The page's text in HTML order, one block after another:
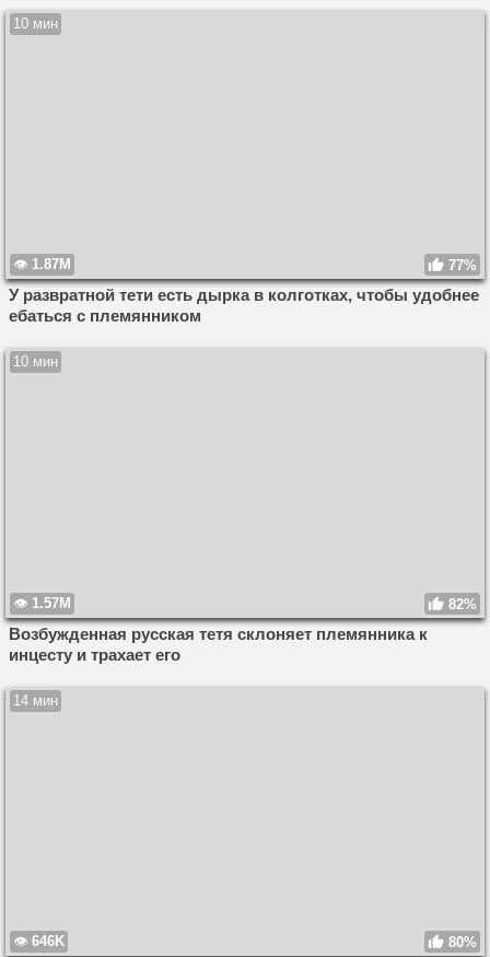
10 мин
1.87M 77%
У развратной тети есть дырка в колготках, чтобы удобнее
ебаться с племянником
10 мин
1.57M 82%
Возбужденная русская тетя склоняет племянника к
инцесту и трахает его
14 мин
646K 80%